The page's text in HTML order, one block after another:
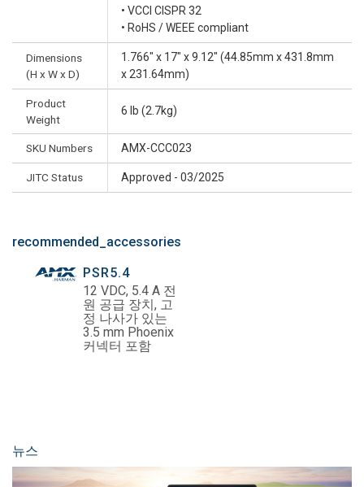
• VCCI CISPR 32
• RoHS / WEEE compliant
Dimensions
(H x W x D)
1.766" x 17" x 9.12" (44.85mm x 431.8mm
x 231.64mm)
Product
Weight
6 lb (2.7kg)
SKU Numbers AMX-CCC023
JITC Status Approved - 03/2025
recommended_accessories
PSR5.4
12 VDC, 5.4 A 전
원 공급 장치, 고
정 나사가 있는
3.5 mm Phoenix
커넥터 포함
뉴스